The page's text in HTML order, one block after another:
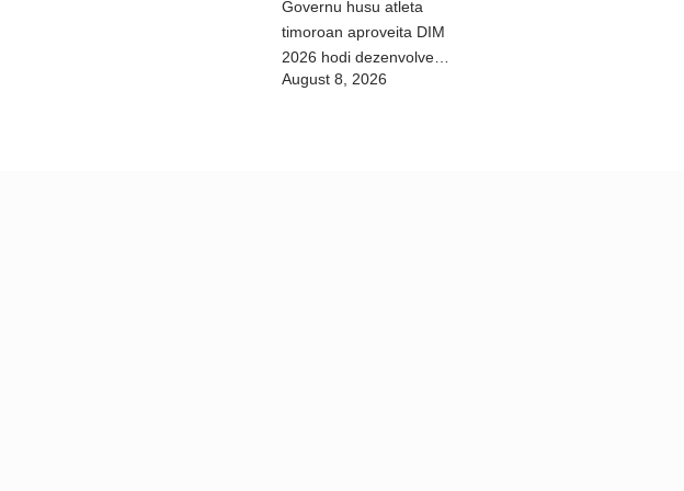
Governu husu atleta
timoroan aproveita DIM
2026 hodi dezenvolve
kapasidade
August 8, 2026